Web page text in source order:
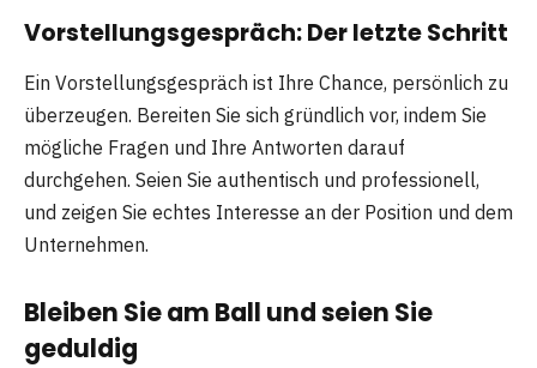
Vorstellungsgespräch: Der letzte Schritt
Ein Vorstellungsgespräch ist Ihre Chance, persönlich zu
überzeugen. Bereiten Sie sich gründlich vor, indem Sie
mögliche Fragen und Ihre Antworten darauf
durchgehen. Seien Sie authentisch und professionell,
und zeigen Sie echtes Interesse an der Position und dem
Unternehmen.
Bleiben Sie am Ball und seien Sie
geduldig